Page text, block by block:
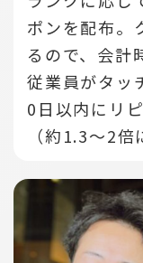
ポンを配布。
るので、会計
従業員がタッ
0日以内にリ
（約1.3～2倍